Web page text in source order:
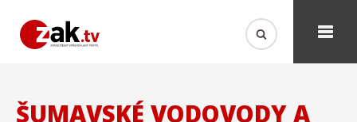
ŠUMAVSKÉ VODOVODY A